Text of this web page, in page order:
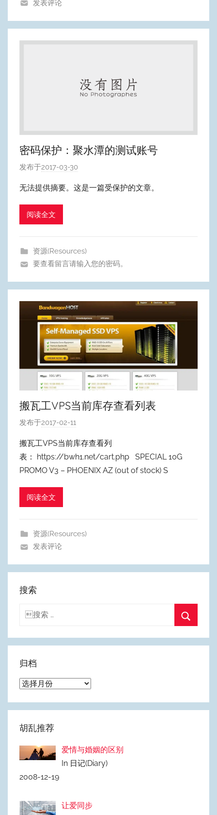
发表评论
密码保护：聚水潭的测试账号
发布于2017-03-30
:
m
Y
e
n
g
无法提供摘要。这是一篇受保护的文章。
阅读全文
资源(Resources)
要查看留言请输入您的密码。
搬瓦工VPS当前库存查看列表
发布于2017-02-11
:
W
y
e
g
搬瓦工VPS当前库存查看列
表： https://bwh1.net/cart.php SPECIAL 10G
PROMO V3 – PHOENIX AZ (out of stock) S
阅读全文
资源(Resources)
发表评论
搜索
搜
索
归档
归
胡乱推荐
爱情与婚姻的区别
In 日记(Diary)
2008-12-19
让爱同步